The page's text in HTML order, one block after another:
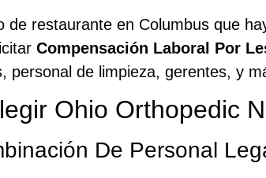
de restaurante en Columbus que
Compensación Laboral Por
personal de limpieza, gerentes, y
Ohio Orthopedic
De Personal